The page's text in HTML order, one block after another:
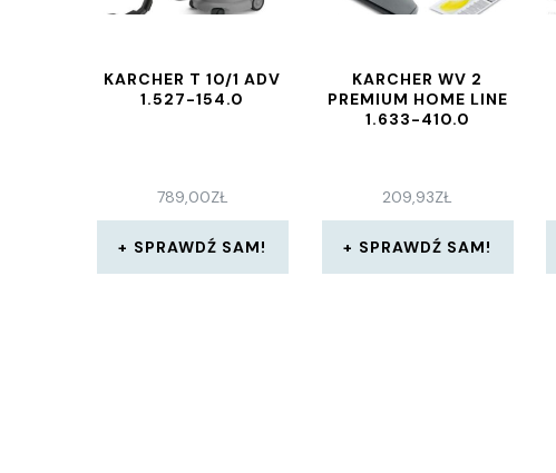
KARCHER T 10/1 ADV
1.527-154.0
789,00ZŁ
SPRAWDŹ SAM!
KARCHER WV 2
PREMIUM HOME LINE
1.633-410.0
209,93ZŁ
SPRAWDŹ SAM!